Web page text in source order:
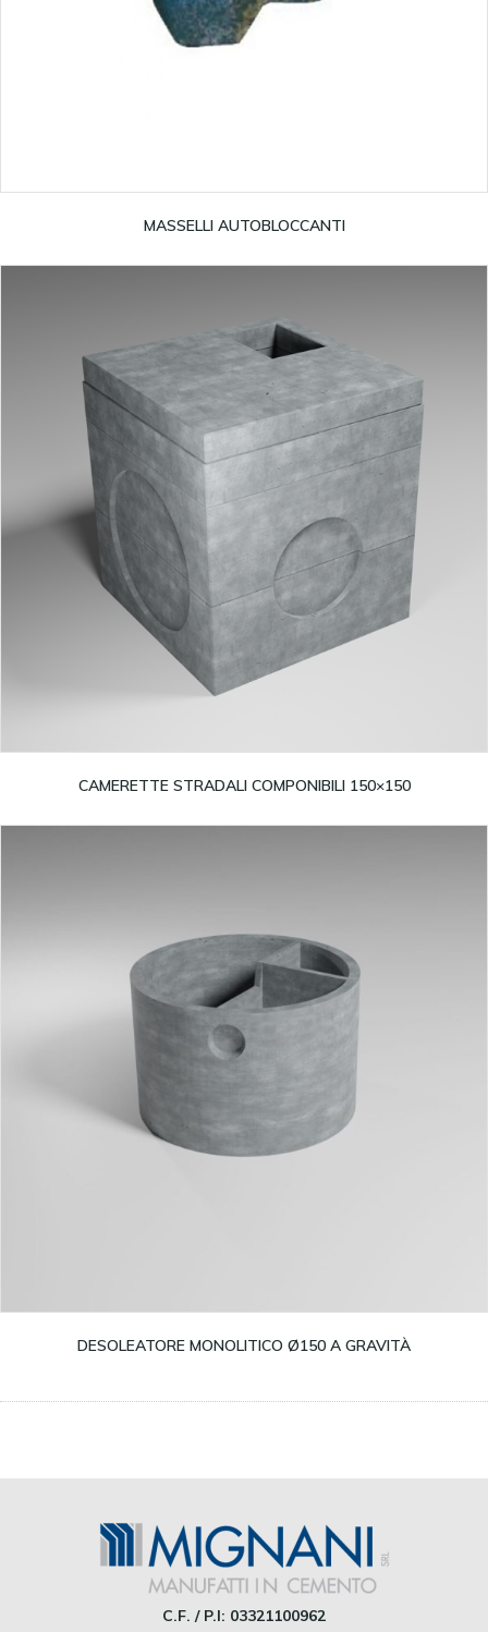
Leggi tutto
MASSELLI AUTOBLOCCANTI
Leggi tutto
CAMERETTE STRADALI COMPONIBILI 150×150
Leggi tutto
DESOLEATORE MONOLITICO Ø150 A GRAVITÀ
C.F. / P.I: 03321100962